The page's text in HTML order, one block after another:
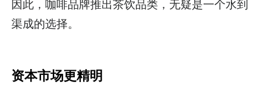
因此，咖啡品牌推出茶饮品类，无疑是一个水到
渠成的选择。
资本市场更精明